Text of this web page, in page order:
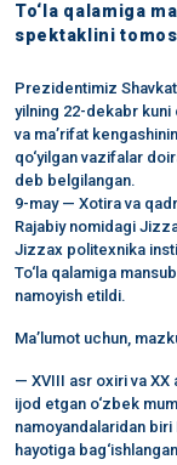
To‘la qalamiga
spektaklini
Prezidentimiz
yilning 22-dekabr kuni
va ma’rifat
qo‘yilgan vazifalar
deb belgilangan.
9-may — Xotira va
Rajabiy nomidagi
Jizzax politexnika
To‘la qalamiga
namoyish etildi.
Ma’lumot uchun,
— XVIII asr oxiri va XX
ijod etgan o‘zbek
namoyandalaridan
hayotiga